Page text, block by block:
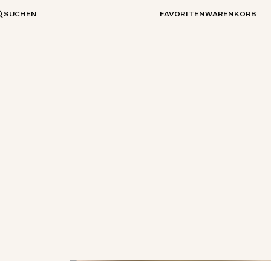
SUCHEN FAVORITEN WARENKORB